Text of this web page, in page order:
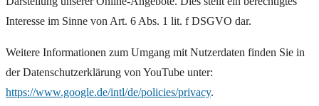
Interesse im Sinne von Art. 6 Abs. 1 lit. f DSGVO dar.
Weitere Informationen zum Umgang mit Nutzerdaten finden Sie in
der Datenschutzerklärung von YouTube unter:
https://www.google.de/intl/de/policies/privacy.